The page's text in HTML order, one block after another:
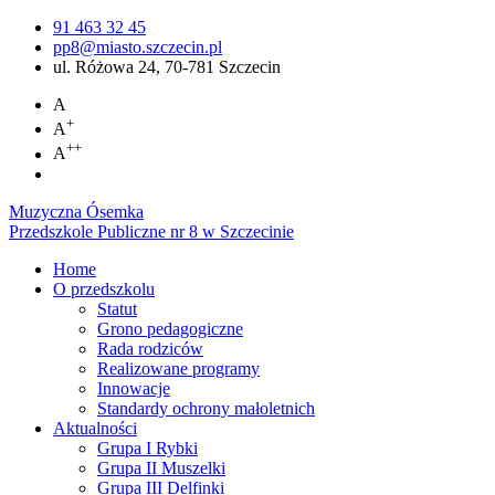
91 463 32 45
pp8@miasto.szczecin.pl
ul. Różowa 24, 70-781 Szczecin
A
A+
A++
Muzyczna Ósemka
Przedszkole Publiczne nr 8 w Szczecinie
Home
O przedszkolu
Statut
Grono pedagogiczne
Rada rodziców
Realizowane programy
Innowacje
Standardy ochrony małoletnich
Aktualności
Grupa I Rybki
Grupa II Muszelki
Grupa III Delfinki